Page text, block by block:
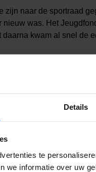
Details
te
we informatie over uw
zijn naar de sportraad
was. Het
kwam al snel de
manier proberen we
en te horen. Het zou
kan sporten. Doordat
het geen issue binnen